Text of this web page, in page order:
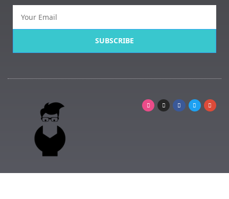
SUBSCRIBE